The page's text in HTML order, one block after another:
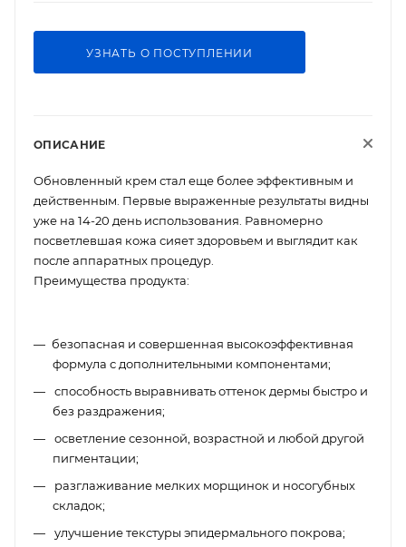
УЗНАТЬ О ПОСТУПЛЕНИИ
ОПИСАНИЕ
Обновленный крем стал еще более эффективным и
действенным. Первые выраженные результаты видны
уже на 14-20 день использования. Равномерно
посветлевшая кожа сияет здоровьем и выглядит как
после аппаратных процедур.
Преимущества продукта:
безопасная и совершенная высокоэффективная
формула с дополнительными компонентами;
способность выравнивать оттенок дермы быстро и
без раздражения;
осветление сезонной, возрастной и любой другой
пигментации;
разглаживание мелких морщинок и носогубных
складок;
улучшение текстуры эпидермального покрова;